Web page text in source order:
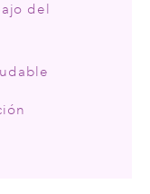
del